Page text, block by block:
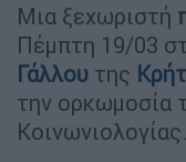
Μια ξεχωριστή
Πέμπτη 19/03
Γάλλου της
την ορκωμοσία
Κοινωνιολογίας.